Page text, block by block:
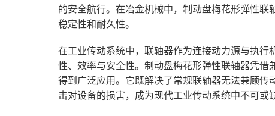
的安全航行。在冶金机械中，制动盘梅花形弹性
稳定性和耐久性。
在工业传动系统中，联轴器作为连接动力源与执
性、效率与安全性。制动盘梅花形弹性联轴器凭
得到广泛应用。它既解决了常规联轴器无法兼顾
击对设备的损害，成为现代工业传动系统中不可或